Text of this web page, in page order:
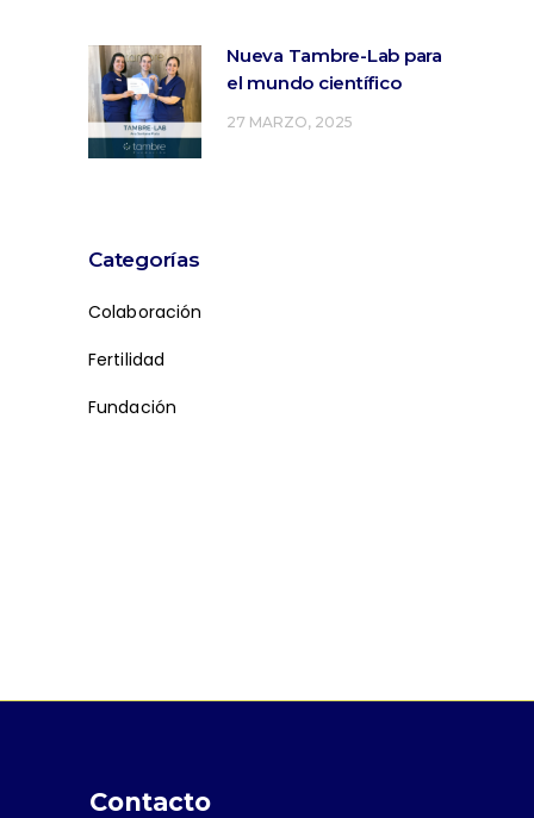
Nueva Tambre-Lab para
el mundo científico
27 MARZO, 2025
Categorías
Colaboración
Fertilidad
Fundación
Contacto